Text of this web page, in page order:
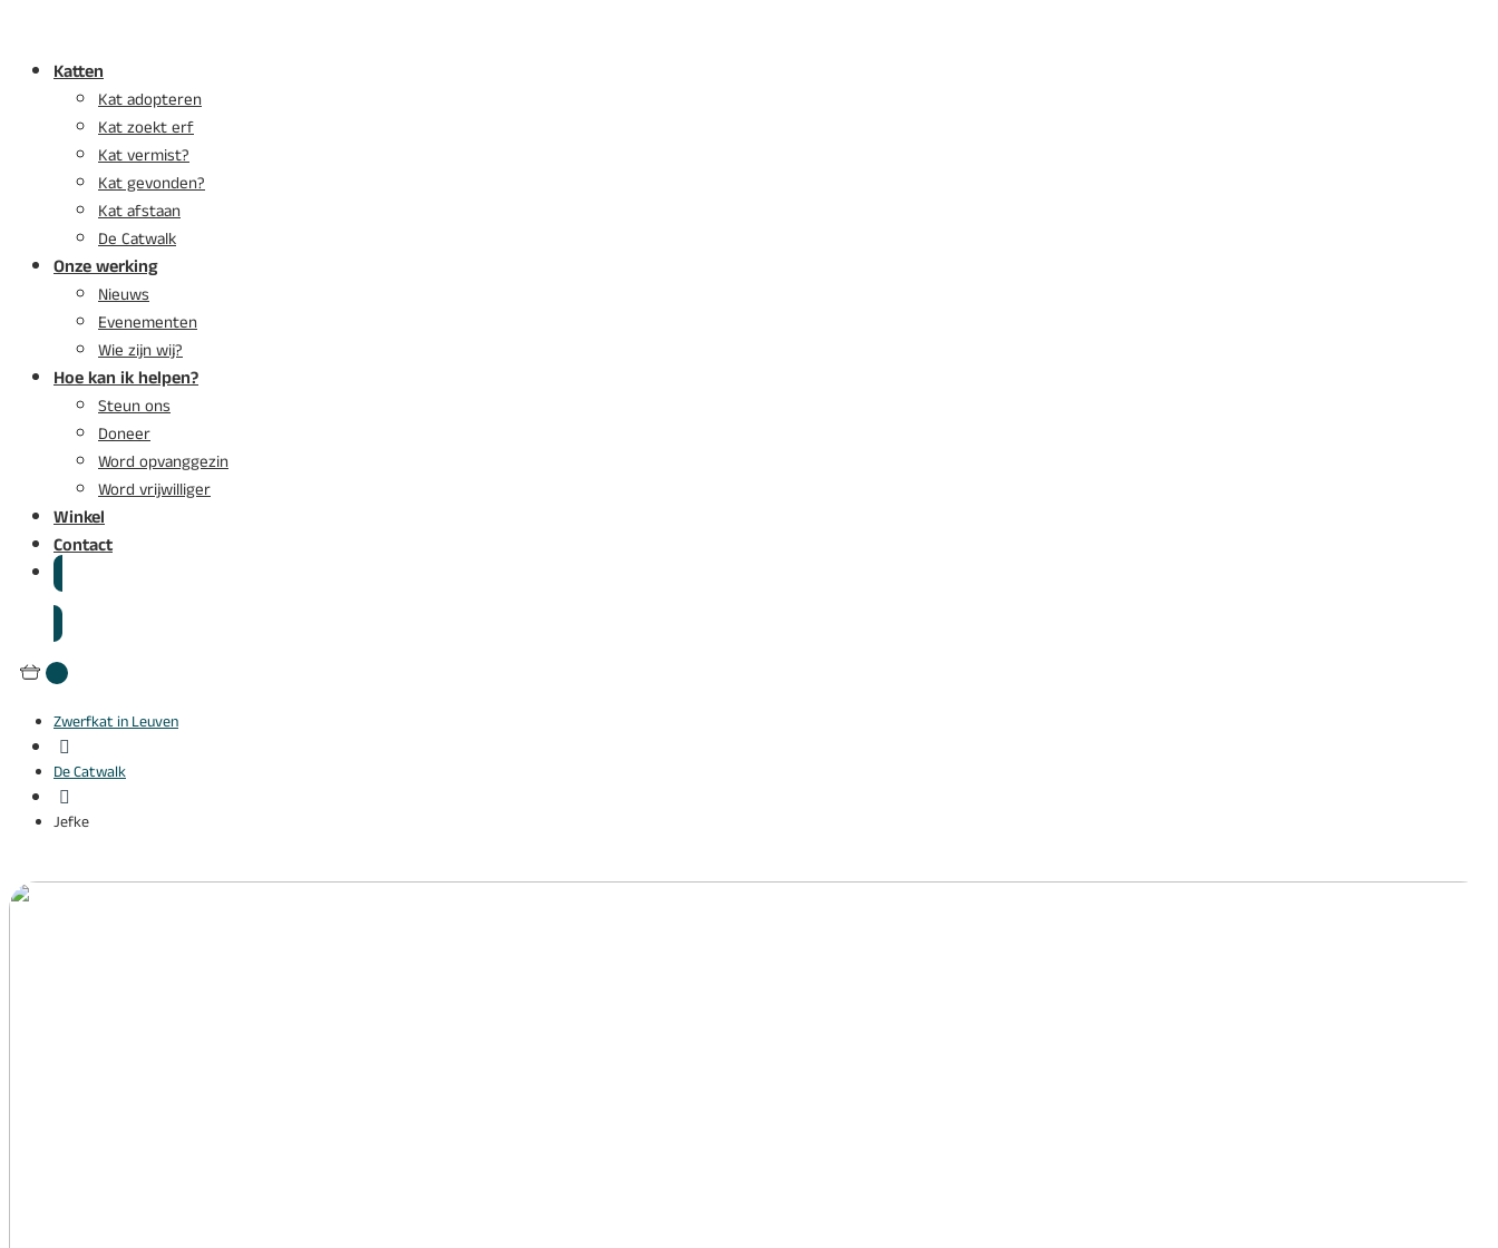
Katten
Kat adopteren
Kat zoekt erf
Kat vermist?
Kat gevonden?
Kat afstaan
De Catwalk
Onze werking
Nieuws
Evenementen
Wie zijn wij?
Hoe kan ik helpen?
Steun ons
Doneer
Word opvanggezin
Word vrijwilliger
Winkel
Contact
Zwerfkat in Leuven

De Catwalk

Jefke